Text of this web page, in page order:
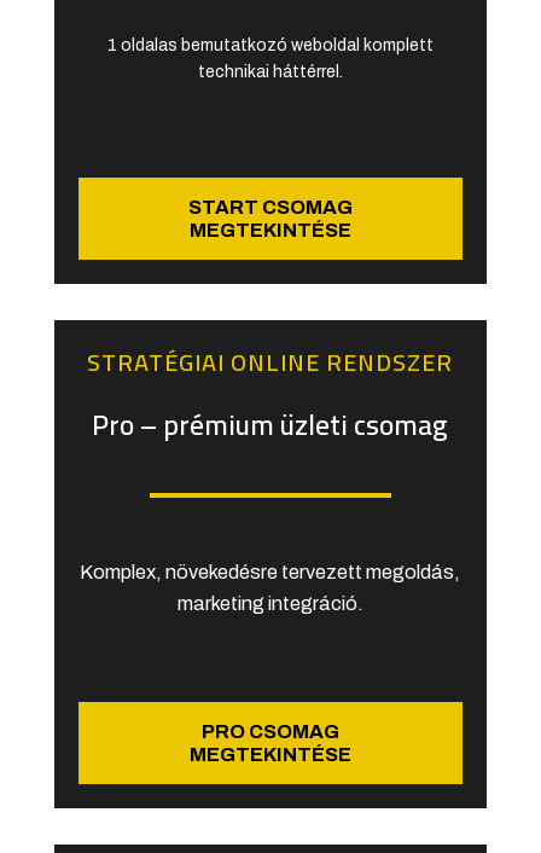
1 oldalas bemutatkozó weboldal komplett
technikai háttérrel.
START CSOMAG
MEGTEKINTÉSE
STRATÉGIAI ONLINE RENDSZER
Pro – prémium üzleti csomag
Komplex, növekedésre tervezett megoldás,
marketing integráció.
PRO CSOMAG
MEGTEKINTÉSE